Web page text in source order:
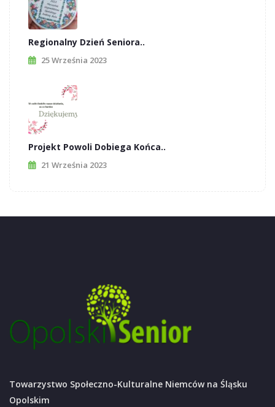
Regionalny Dzień Seniora..
25 Września 2023
Projekt Powoli Dobiega Końca..
21 Września 2023
Towarzystwo Społeczno-Kulturalne Niemców na Śląsku
Opolskim